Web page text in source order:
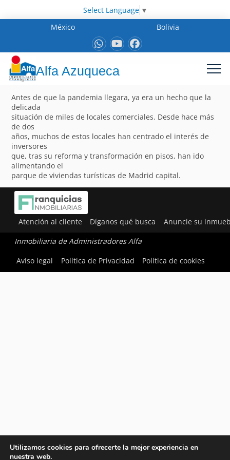
Select Language ▼
México
Bolivia
Alfa Azuqueca
Antes de que la pandemia llegara, ya era un hecho que la
delicada
situación de miles de locales comerciales. Desde hace más
de dos
años, muchos de estos locales han centrado el interés de
inversores
que, tras su reforma y transformación en pisos, han ido
alimentando el
parque de viviendas turísticas de Madrid capital.
Atención al cliente Díganos qué busca Anuncie su
Inmobiliaria de Administradores Alfa
Aviso legal
Política de Privacidad Política de cookies
Utilizamos cookies para ofrecerte la mejor experiencia en
nuestra web.